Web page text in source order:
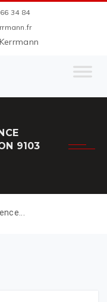
34 84
9103